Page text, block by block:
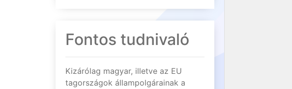
Fontos tudnivaló
Kizárólag magyar, illetve az EU
tagországok állampolgárainak a